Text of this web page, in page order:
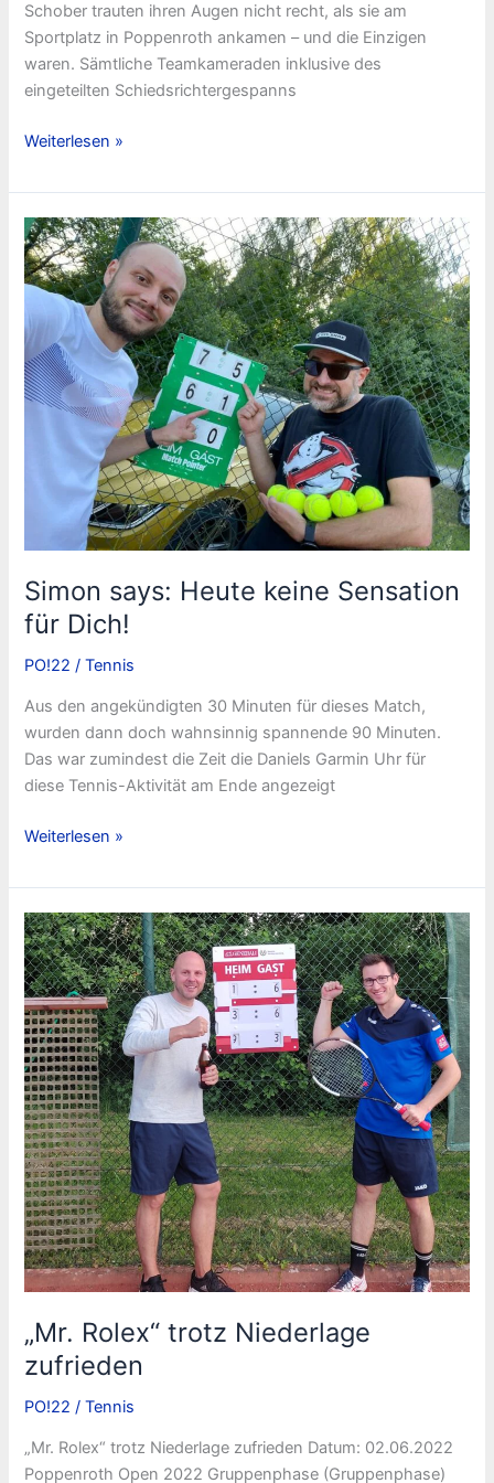
Schober trauten ihren Augen nicht recht, als sie am
Sportplatz in Poppenroth ankamen – und die Einzigen
waren. Sämtliche Teamkameraden inklusive des
eingeteilten Schiedsrichtergespanns
Ey
der
hat
schon
Gelb!
Weiterlesen »
Simon says: Heute keine Sensation
für Dich!
PO!22 /Tennis
Aus den angekündigten 30 Minuten für dieses Match,
wurden dann doch wahnsinnig spannende 90 Minuten.
Das war zumindest die Zeit die Daniels Garmin Uhr für
diese Tennis-Aktivität am Ende angezeigt
Simon
Heute
keine
Sensation
für
Dich!
Weiterlesen »
„Mr. Rolex“ trotz Niederlage
zufrieden
PO!22 /Tennis
„Mr. Rolex“ trotz Niederlage zufrieden Datum: 02.06.2022
Poppenroth Open 2022 Gruppenphase (Gruppenphase)